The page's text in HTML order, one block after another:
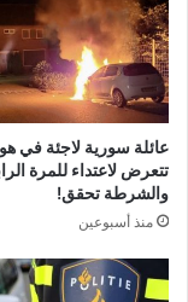
عائلة سورية لاجئة في
تتعرض لاعتداء للمرة
والشرطة تحقق!
منذ أسبوعين